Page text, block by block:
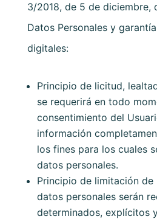
3/2018, de 5 de diciembre,
Datos Personales y
digitales:
Principio de licitud,
se requerirá en todo
consentimiento del
información
los fines para los cuales
datos personales.
Principio de limitación de
datos personales serán
determinados, explícitos